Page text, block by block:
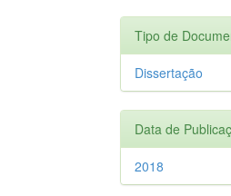
Tipo de
Dissertação
Data de
2018